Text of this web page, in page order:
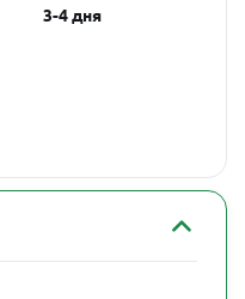
3-4 дня